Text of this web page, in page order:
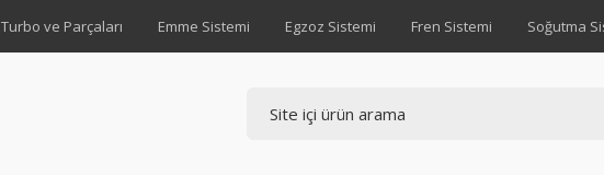
Turbo ve Parçaları Emme Sistemi Egzoz Sistemi Fren Sistemi Soğutma